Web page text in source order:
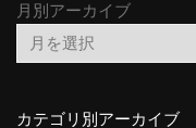
月別アーカイブ
カテゴリ別アーカイブ